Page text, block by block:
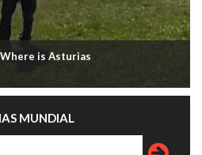
is Asturias
MUNDIAL